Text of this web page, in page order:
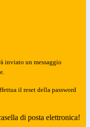
inviato un messaggio
il reset della password
di posta elettronica!